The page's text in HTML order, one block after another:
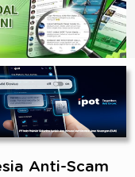
Anti-Scam